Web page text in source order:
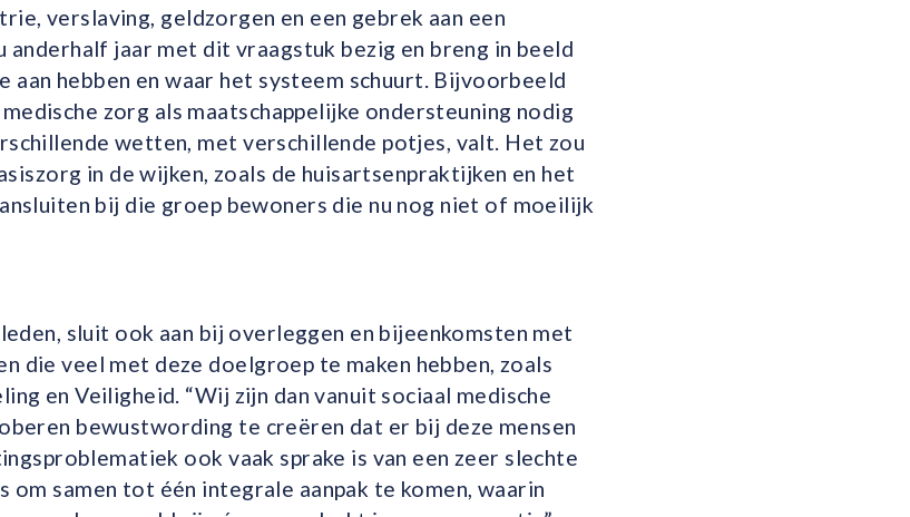
verslaving, geldzorgen en een gebrek aan een
anderhalf jaar met dit vraagstuk bezig en breng in beeld
aan hebben en waar het systeem schuurt. Bijvoorbeeld
zorg als maatschappelijke ondersteuning nodig
wetten, met verschillende potjes, valt. Het zou
in de wijken, zoals de huisartsenpraktijken en het
bij die groep bewoners die nu nog niet of moeilijk
sluit ook aan bij overleggen en bijeenkomsten met
die veel met deze doelgroep te maken hebben, zoals
en Veiligheid. “Wij zijn dan vanuit sociaal medische
bewustwording te creëren dat er bij deze mensen
ook vaak sprake is van een zeer slechte
om samen tot één integrale aanpak te komen, waarin